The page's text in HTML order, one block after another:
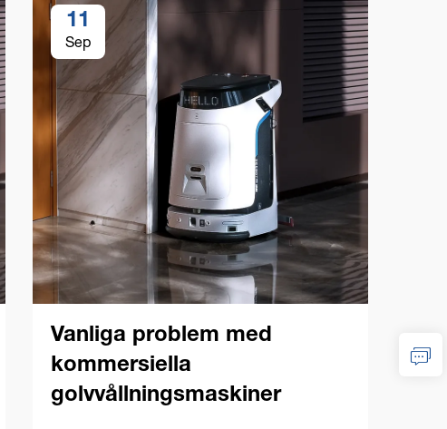
11
Sep
Vanliga problem med
kommersiella
golvvållningsmaskiner